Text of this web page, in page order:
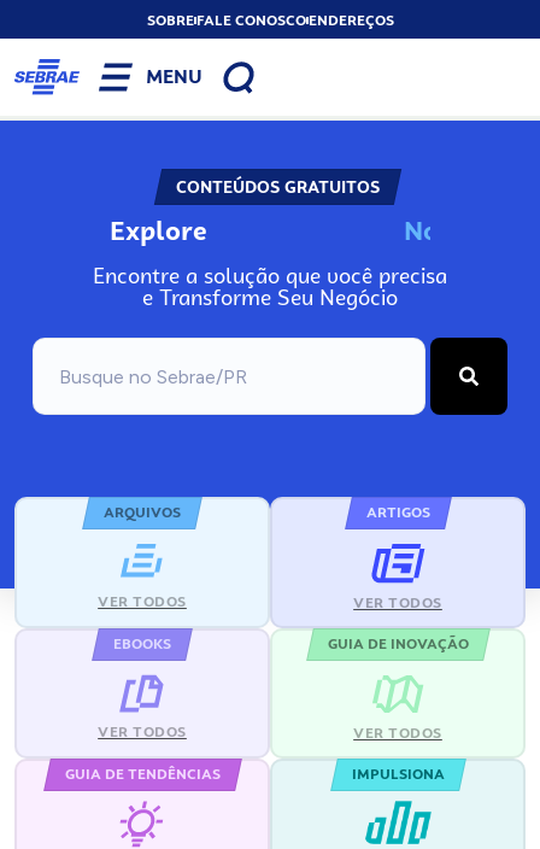
SOBREFALE CONOSCOENDEREÇOS
MENU
CONTEÚDOS GRATUITOS
Explore N
Encontre a solução que você precisa
e Transforme Seu Negócio
ARQUIVOS
VER TODOS
ARTIGOS
VER TODOS
EBOOKS
VER TODOS
GUIA DE INOVAÇÃO
VER TODOS
GUIA DE TENDÊNCIAS IMPULSIONA